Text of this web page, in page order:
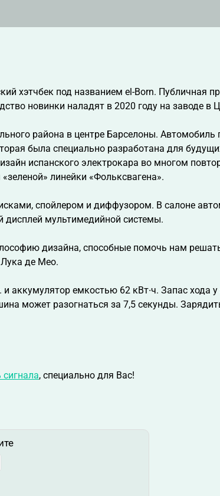
хэтчбек под названием el-Born. Публичная
новинки наладят в 2020 году на заводе в
района в центре Барселоны. Автомобиль
была специально разработана для
испанского электрокара во многом
линейки «Фольксвагена».
спойлером и диффузором. В салоне
дисплей мультимедийной системы.
дизайна, способные помочь нам
де Мео.
аккумулятор емкостью 62 кВт∙ч. Запас хода у
может разогнаться за 7,5 секунды.
сигнала, специально для Вас!